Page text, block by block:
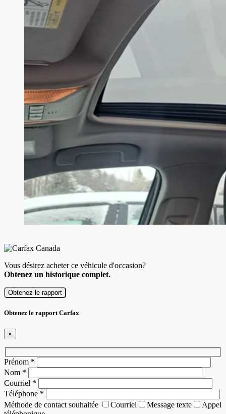
Vous désirez acheter ce véhicule d'occasion?
Obtenez un historique complet.
Obtenez le rapport
Obtenez le rapport Carfax
×
Prénom *
Nom *
Courriel *
Téléphone *
Méthode de contact souhaitée
Courriel Message texte
Appel